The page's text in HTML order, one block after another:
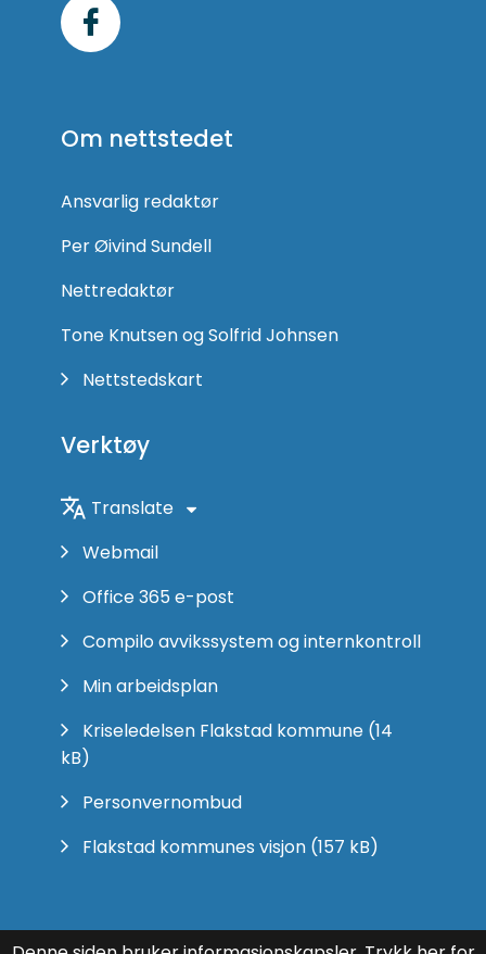
Facebook
Om nettstedet
Ansvarlig redaktør
Per Øivind Sundell
Nettredaktør
Tone Knutsen og Solfrid Johnsen
Nettstedskart
Verktøy
Translate
Webmail
Office 365 e-post
Compilo avvikssystem og internkontroll
Min arbeidsplan
Kriseledelsen Flakstad kommune (14
kB)
Personvernombud
Flakstad kommunes visjon (157 kB)